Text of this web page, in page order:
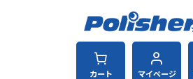
カート マイページ